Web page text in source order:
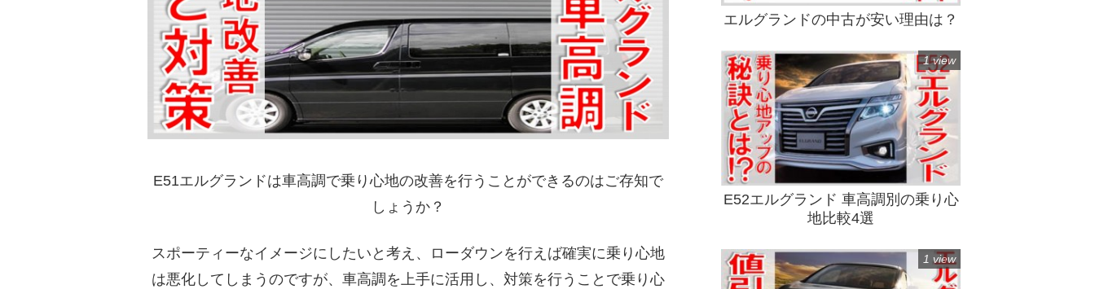
E51エルグランドは車高調で乗り心地の改善を行うことができるのはご存知で
しょうか？
スポーティーなイメージにしたいと考え、ローダウンを行えば確実に乗り心地
は悪化してしまうのですが、車高調を上手に活用し、対策を行うことで乗り心
エルグランドの中古が安い理由は？
E52エルグランド 車高調別の乗り心
地比較4選
1 view
1 view